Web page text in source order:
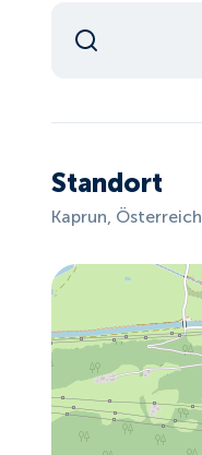
Standort
Kaprun, Österreich